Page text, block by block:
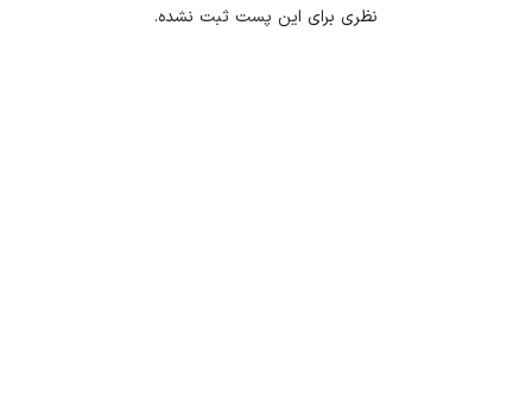
نظری برای این پست ثبت نشده.